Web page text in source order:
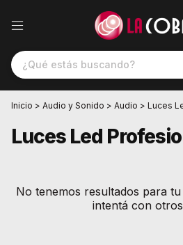
Inicio > Audio y Sonido > Audio > Luces
Luces Led
No tenemos resultados para
intentá con